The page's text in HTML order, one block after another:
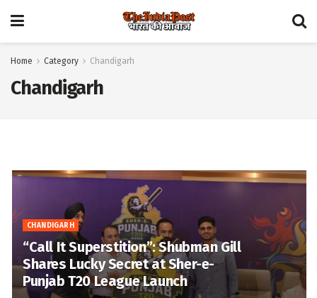
Home Category Chandigarh
Chandigarh
CHANDIGARH
“Call It Superstition”: Shubman Gill
Shares Lucky Secret at Sher-e-
Punjab T20 League Launch